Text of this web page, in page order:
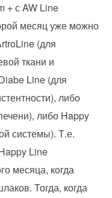
+ с AW Line
месяц уже можно
(для
ткани и
Line (для
либо
либо Happy
системы). Т.е.
Line
месяца, когда
Тогда, когда